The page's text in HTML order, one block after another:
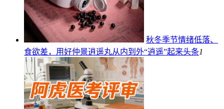
秋冬季节情绪低落、
食欲差，用好仲景逍遥丸从内到外“逍遥”起来头条1